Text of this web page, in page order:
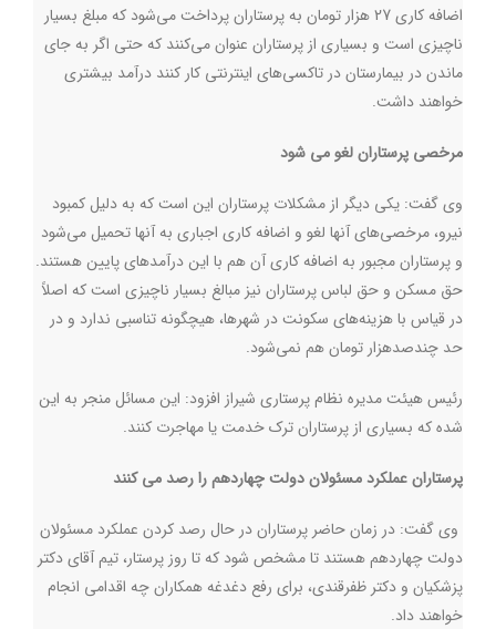
اضافه کاری 27 هزار تومان به پرستاران پرداخت می‌شود که مبلغ بسیار
ناچیزی است و بسیاری از پرستاران عنوان می‌کنند که حتی اگر به جای
ماندن در بیمارستان در تاکسی‌های اینترنتی کار کنند درآمد بیشتری
خواهند داشت.
مرخصی پرستاران لغو می شود
وی گفت: یکی دیگر از مشکلات پرستاران این است که به دلیل کمبود
نیرو، مرخصی‌های آنها لغو و اضافه کاری اجباری به آنها تحمیل می‌شود
و پرستاران مجبور به اضافه کاری آن هم با این درآمدهای پایین هستند.
حق مسکن و حق لباس پرستاران نیز مبالغ بسیار ناچیزی است که اصلاً
در قیاس با هزینه‌های سکونت در شهرها، هیچگونه تناسبی ندارد و در
حد چندصدهزار تومان هم نمی‌شود.
رئیس هیئت مدیره نظام پرستاری شیراز افزود: این مسائل منجر به این
شده که بسیاری از پرستاران ترک خدمت یا مهاجرت کنند.
پرستاران عملکرد مسئولان دولت چهاردهم را رصد می کنند
وی گفت:‌ در زمان حاضر پرستاران در حال رصد کردن عملکرد مسئولان
دولت چهاردهم هستند تا مشخص شود که تا روز پرستار، تیم آقای دکتر
پزشکیان و دکتر ظفرقندی، برای رفع دغدغه همکاران چه اقدامی انجام
خواهند داد.